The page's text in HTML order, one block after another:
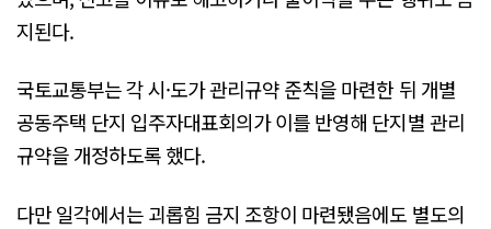
지된다.
국토교통부는 각 시·도가 관리규약 준칙을 마련한 뒤 개별
공동주택 단지 입주자대표회의가 이를 반영해 단지별 관리
규약을 개정하도록 했다.
다만 일각에서는 괴롭힘 금지 조항이 마련됐음에도 별도의